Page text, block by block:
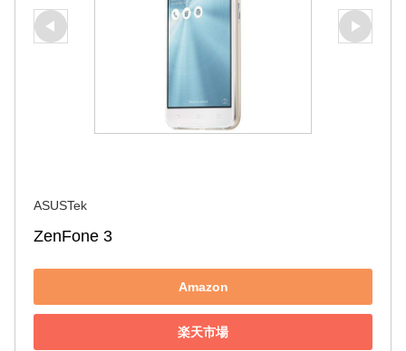
ASUSTek
ZenFone 3
Amazon
楽天市場